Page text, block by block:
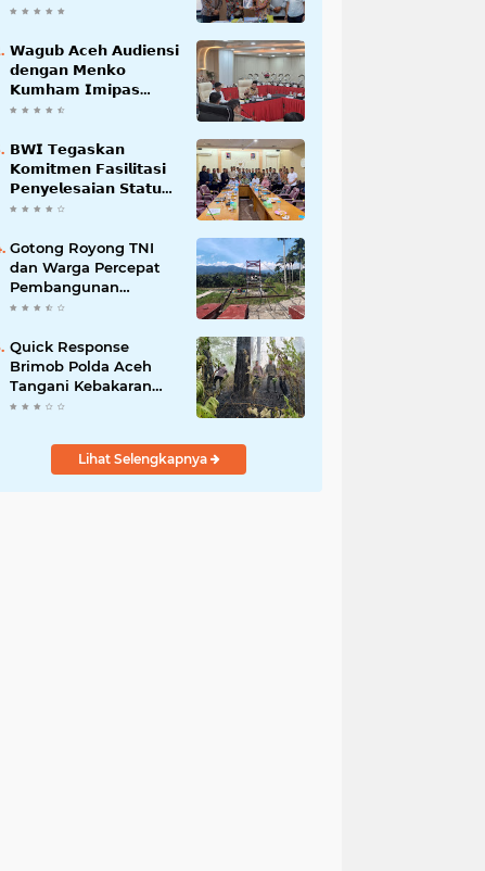
𝗦𝗲𝗸𝗿𝗲𝘁𝗮𝗿𝗶𝗮𝘁 𝗡𝗲𝗴𝗮𝗿𝗮
𝗪𝗮𝗴𝘂𝗯 𝗔𝗰𝗲𝗵 𝗔𝘂𝗱𝗶𝗲𝗻𝘀𝗶
𝗱𝗲𝗻𝗴𝗮𝗻 𝗠𝗲𝗻𝗸𝗼
𝗞𝘂𝗺𝗵𝗮𝗺 𝗜𝗺𝗶𝗽𝗮𝘀
𝗧𝗲𝗿𝗸𝗮𝗶𝘁 𝗦𝘁𝗮𝘁𝘂𝘀 𝗪𝗮𝗸𝗮𝗳
𝗕𝗪𝗜 𝗧𝗲𝗴𝗮𝘀𝗸𝗮𝗻
𝗞𝗼𝗺𝗶𝘁𝗺𝗲𝗻 𝗙𝗮𝘀𝗶𝗹𝗶𝘁𝗮𝘀𝗶
𝗣𝗲𝗻𝘆𝗲𝗹𝗲𝘀𝗮𝗶𝗮𝗻 𝗦𝘁𝗮𝘁𝘂𝘀
𝗪𝗮𝗸𝗮𝗳 𝗕𝗹𝗮𝗻𝗴 𝗣𝗮𝗱𝗮𝗻𝗴
Gotong Royong TNI
dan Warga Percepat
Pembangunan
Jembatan Gantung
Aceh Tenggara
Quick Response
Brimob Polda Aceh
Tangani Kebakaran
Hutan di Lembah
Lihat Selengkapnya